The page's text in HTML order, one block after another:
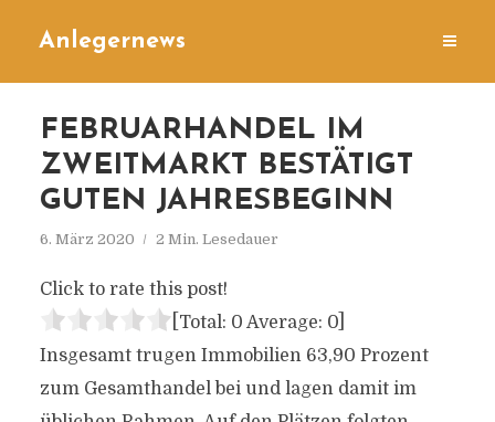
Anlegernews
FEBRUARHANDEL IM
ZWEITMARKT BESTÄTIGT
GUTEN JAHRESBEGINN
6. März 2020 2 Min. Lesedauer
Click to rate this post!
[Total: 0 Average: 0]
Insgesamt trugen Immobilien 63,90 Prozent
zum Gesamthandel bei und lagen damit im